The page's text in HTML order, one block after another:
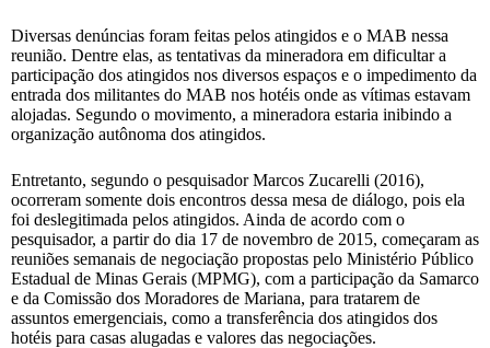
Diversas denúncias foram feitas pelos atingidos e o MAB nessa
reunião. Dentre elas, as tentativas da mineradora em dificultar a
participação dos atingidos nos diversos espaços e o impedimento da
entrada dos militantes do MAB nos hotéis onde as vítimas estavam
alojadas. Segundo o movimento, a mineradora estaria inibindo a
organização autônoma dos atingidos.
Entretanto, segundo o pesquisador Marcos Zucarelli (2016),
ocorreram somente dois encontros dessa mesa de diálogo, pois ela
foi deslegitimada pelos atingidos. Ainda de acordo com o
pesquisador, a partir do dia 17 de novembro de 2015, começaram as
reuniões semanais de negociação propostas pelo Ministério Público
Estadual de Minas Gerais (MPMG), com a participação da Samarco
e da Comissão dos Moradores de Mariana, para tratarem de
assuntos emergenciais, como a transferência dos atingidos dos
hotéis para casas alugadas e valores das negociações.